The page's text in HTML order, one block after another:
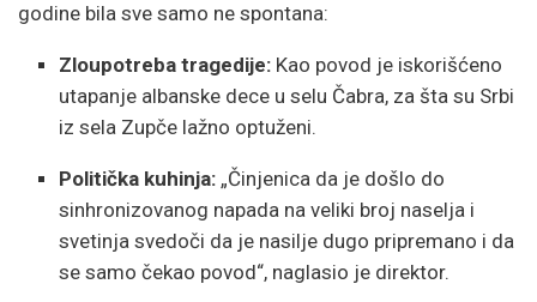
godine bila sve samo ne spontana:
Zloupotreba tragedije: Kao povod je iskorišćeno
utapanje albanske dece u selu Čabra, za šta su Srbi
iz sela Zupče lažno optuženi.
Politička kuhinja: „Činjenica da je došlo do
sinhronizovanog napada na veliki broj naselja i
svetinja svedoči da je nasilje dugo pripremano i da
se samo čekao povod“, naglasio je direktor.